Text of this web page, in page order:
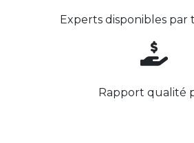
Experts disponibles par
Rapport qualité